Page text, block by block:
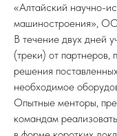
«Алтайский научно-
машиностроения»,
В течение двух дней
(треки) от партнеров,
решения
необходимое
Опытные менторы,
командам